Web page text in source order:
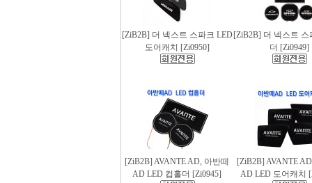
[ZiB2B] 더 넥스트 스파크 LED
도어캐치 [Zi0950]
[ZiB2B] 더 넥스트 스
더 [Zi0949]
[ZiB2B] AVANTE AD, 아반떼
AD LED 컵홀더 [Zi0945]
[ZiB2B] AVANTE
AD LED 도어캐치